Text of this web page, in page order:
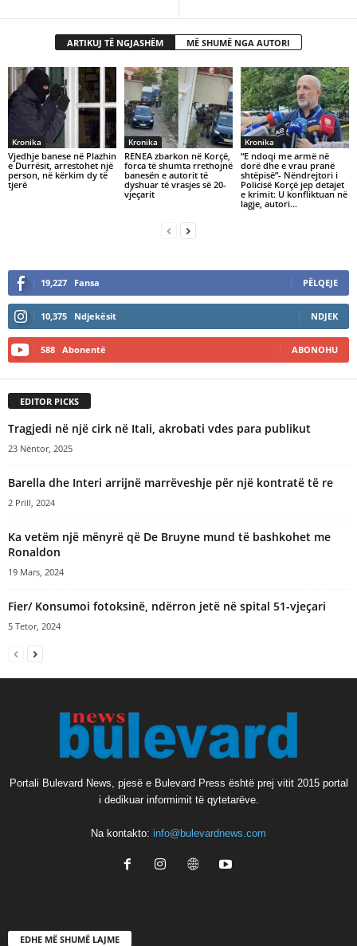
ARTIKUJ TË NGJASHËM MË SHUMË NGA AUTORI
Kronika
Vjedhje banese në Plazhin
e Durrësit, arrestohet një
person, në kërkim dy të
tjerë
Kronika
RENEA zbarkon në Korçë,
forca të shumta rrethojnë
banesën e autorit të
dyshuar të vrasjes së 20-
vjeçarit
Kronika
“E ndoqi me armë në
dorë dhe e vrau pranë
shtëpisë”- Nëndrejtori i
Policisë Korçë jep detajet
e krimit: U konfliktuan në
lagje, autori...
19,227 Fansa PËLQEJE
10,375 Ndjekësit NDJEK
588 Abonentë ABONOHU
EDITOR PICKS
Tragjedi në një cirk në Itali, akrobati vdes para publikut
23 Nëntor, 2025
Barella dhe Interi arrijnë marrëveshje për një kontratë të re
2 Prill, 2024
Ka vetëm një mënyrë që De Bruyne mund të bashkohet me
Ronaldon
19 Mars, 2024
Fier/ Konsumoi fotoksinë, ndërron jetë në spital 51-vjeçari
5 Tetor, 2024
Portali Bulevard News, pjesë e Bulevard Press është prej vitit 2015 portal
i dedikuar informimit të qytetarëve.
Na kontakto: info@bulevardnews.com
EDHE MË SHUMË LAJME